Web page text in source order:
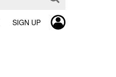
SIGN UP